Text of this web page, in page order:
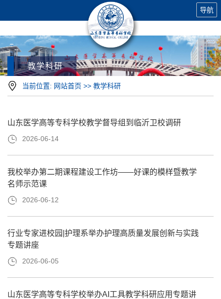
导航
教学科研
当前位置: 网站首页 >> 教学科研
山东医学高等专科学校教学督导组到临沂卫校调研
2026-06-14
我校举办第二期课程建设工作坊——好课的模样暨教学
名师示范课
2026-06-12
行业专家进校园|护理系举办护理高质量发展创新与实践
专题讲座
2026-06-05
山东医学高等专科学校举办AI工具教学科研应用专题讲